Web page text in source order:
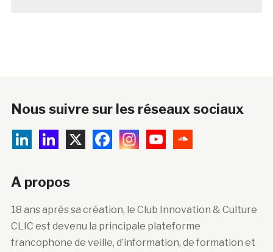
Nous suivre sur les réseaux sociaux
A propos
18 ans après sa création, le Club Innovation & Culture
CLIC est devenu la principale plateforme
francophone de veille, d’information, de formation et